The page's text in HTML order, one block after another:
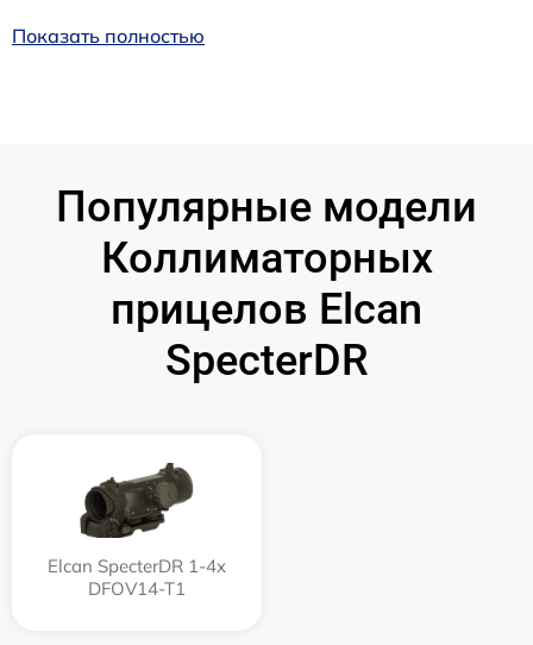
Показать полностью
Популярные модели
Коллиматорных
прицелов Elcan
SpecterDR
Elcan SpecterDR 1-4x
DFOV14-T1